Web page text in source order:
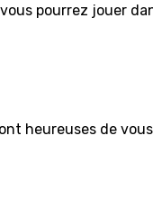
pourrez jouer
heureuses de